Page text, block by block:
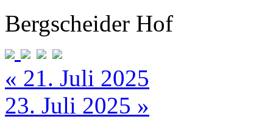
Bergscheider Hof
« 21. Juli 2025
23. Juli 2025 »